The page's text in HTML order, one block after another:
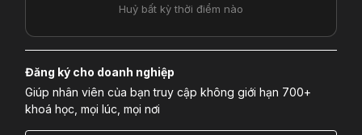
Huỷ bất kỳ thời điểm nào
Đăng ký cho doanh nghiệp
Giúp nhân viên của bạn truy cập không giới hạn 700+
khoá học, mọi lúc, mọi nơi